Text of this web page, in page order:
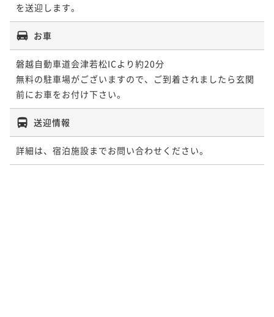
を送迎します。
お車
磐越自動車道会津若松ICより約20分
無料の駐車場がございますので、ご到着されましたら玄関
前にお車をお付け下さい。
送迎情報
詳細は、宿泊施設までお問い合わせください。